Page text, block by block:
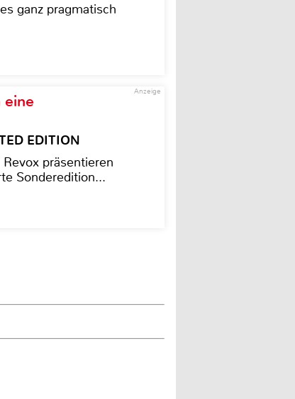
ganz pragmatisch
Anzeige
eine
EDITION
präsentieren
Sonderedition...